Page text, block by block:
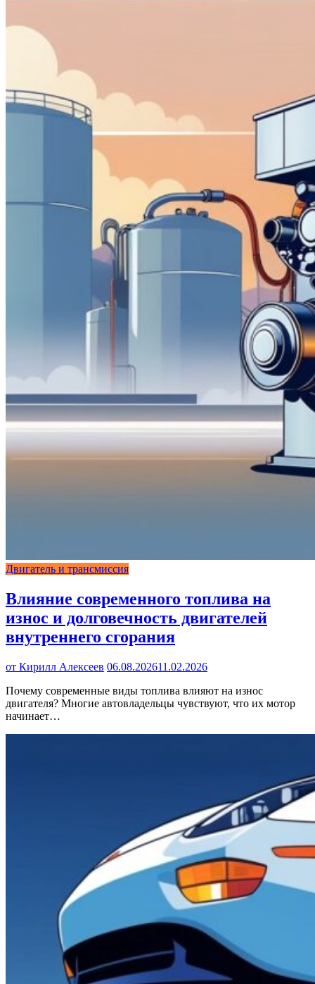
Двигатель и трансмиссия
Влияние современного топлива на
износ и долговечность двигателей
внутреннего сгорания
от Кирилл Алексеев 06.08.202611.02.2026
Почему современные виды топлива влияют на износ
двигателя? Многие автовладельцы чувствуют, что их мотор
начинает…